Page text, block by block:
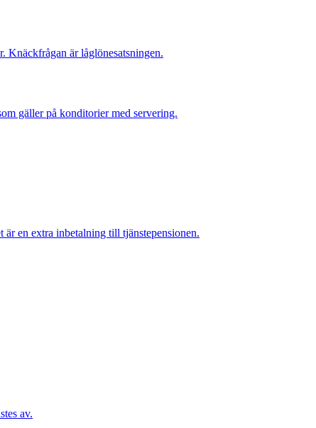
Knäckfrågan är låglönesatsningen.
gäller på konditorier med servering.
en extra inbetalning till tjänstepensionen.
av.